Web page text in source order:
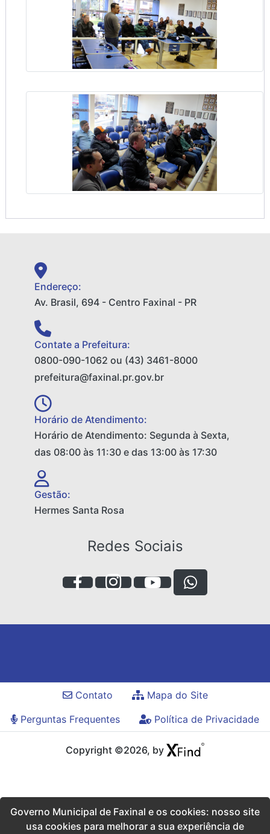
Endereço:
Av. Brasil, 694 - Centro Faxinal - PR
Contate a Prefeitura:
0800-090-1062 ou (43) 3461-8000
prefeitura@faxinal.pr.gov.br
Horário de Atendimento:
Horário de Atendimento: Segunda à Sexta,
das 08:00 às 11:30 e das 13:00 às 17:30
Gestão:
Hermes Santa Rosa
Redes Sociais
Contato
Mapa do Site
Perguntas Frequentes
Política de Privacidade
Copyright ©2026, by
Governo Municipal de Faxinal e os cookies: nosso site
usa cookies para melhorar a sua experiência de